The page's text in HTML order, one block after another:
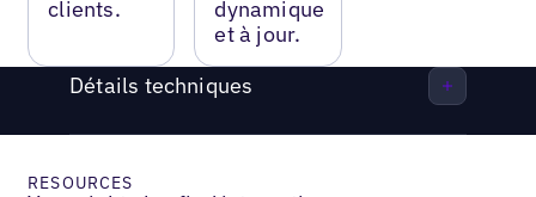
clients.
dynamique
et à jour.
Détails techniques
RESOURCES